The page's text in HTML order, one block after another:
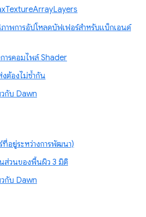
าพการอัปโหลดบัฟเฟอร์สำหรับแบ็กเอนด์
การคอมไพล์ Shader
ต้องไม่ซ้ำกัน
กับ Dawn
อยู่ระหว่างการพัฒนา)
ส่วนของพื้นผิว 3 มิติ
กับ Dawn